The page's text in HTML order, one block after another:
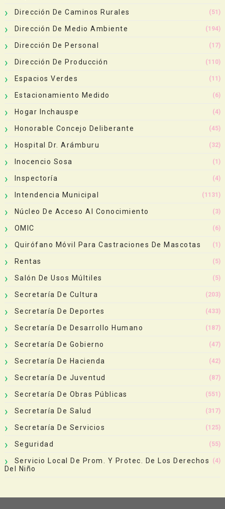
Dirección De Caminos Rurales (51)
Dirección De Medio Ambiente (194)
Dirección De Personal (17)
Dirección De Producción (110)
Espacios Verdes (11)
Estacionamiento Medido (6)
Hogar Inchauspe (4)
Honorable Concejo Deliberante (45)
Hospital Dr. Arámburu (32)
Inocencio Sosa (1)
Inspectoría (4)
Intendencia Municipal (1131)
Núcleo De Acceso Al Conocimiento (3)
OMIC (6)
Quirófano Móvil Para Castraciones De Mascotas (1)
Rentas (5)
Salón De Usos Múltiles (5)
Secretaría De Cultura (203)
Secretaría De Deportes (433)
Secretaría De Desarrollo Humano (187)
Secretaría De Gobierno (47)
Secretaría De Hacienda (42)
Secretaría De Juventud (87)
Secretaría De Obras Públicas (551)
Secretaría De Salud (317)
Secretaría De Servicios (125)
Seguridad (55)
Servicio Local De Prom. Y Protec. De Los Derechos
Del Niño
(4)